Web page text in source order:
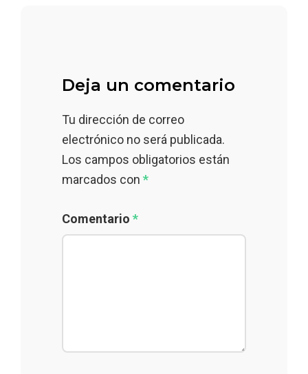
Deja un comentario
Tu dirección de correo
electrónico no será publicada.
Los campos obligatorios están
marcados con *
Comentario *